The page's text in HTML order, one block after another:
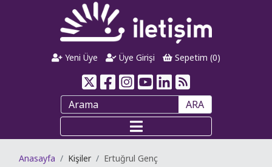
Yeni Üye Üye Girişi Sepetim (0)
ARA
Anasayfa Kişiler Ertuğrul Genç